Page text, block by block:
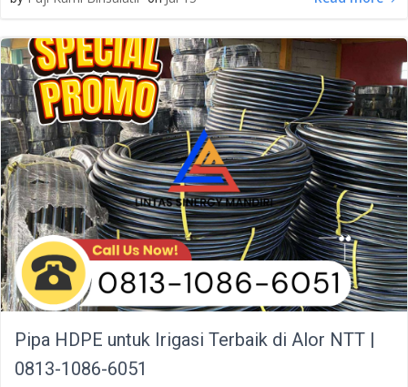
Pipa HDPE untuk Irigasi Terbaik di Alor NTT |
0813-1086-6051